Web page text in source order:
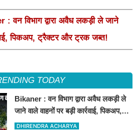
: वन विभाग द्वारा अवैध लकड़ी ले जाने
पिकअप, ट्रैक्टर और ट्रक जब्त!
TODAY
Bikaner : वन विभाग द्वारा अवैध लकड़ी ले
जाने वाले वाहनों पर बड़ी कार्रवाई, पिकअप,
ट्रैक्टर और ट्रक जब्त!
DHIRENDRA ACHARYA